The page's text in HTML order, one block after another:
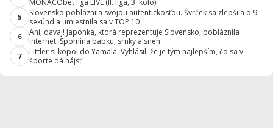
5
Slovensko pobláznila svojou autentickosťou. Švrček sa zlepšila o 9
sekúnd a umiestnila sa v TOP 10
6
Ani, davaj! Japonka, ktorá reprezentuje Slovensko, pobláznila
internet. Spomína babku, srnky a sneh
7
Littler si kopol do Yamala. Vyhlásil, že je tým najlepším, čo sa v
športe dá nájsť